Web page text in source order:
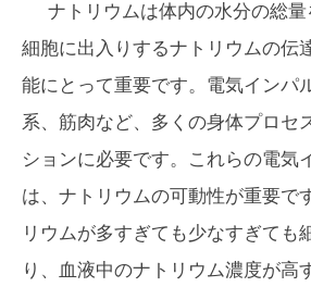
ナトリウムは体内の水分の総
細胞に出入りするナトリウムの伝
能にとって重要です。電気インパ
系、筋肉など、多くの身体プロセ
ションに必要です。これらの電気
は、ナトリウムの可動性が重要で
リウムが多すぎても少なすぎても
り、血液中のナトリウム濃度が高